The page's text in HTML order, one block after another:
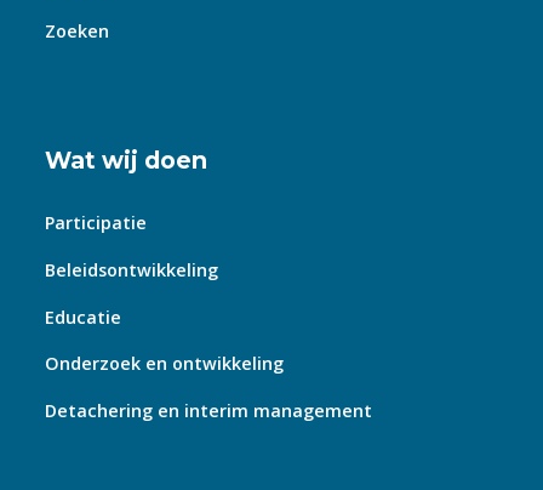
Zoeken
Wat wij doen
Participatie
Beleidsontwikkeling
Educatie
Onderzoek en ontwikkeling
Detachering en interim management